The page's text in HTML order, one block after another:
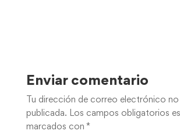
Enviar comentario
Tu dirección de correo electrónico no
publicada.
Los campos obligatorios
marcados con *